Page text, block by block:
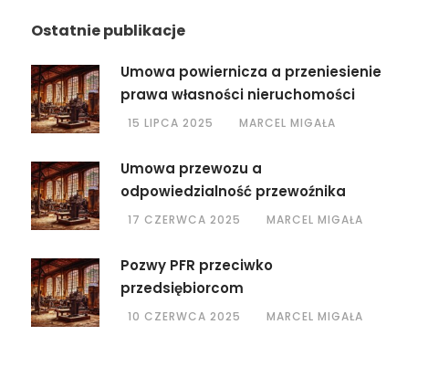
Ostatnie publikacje
Umowa powiernicza a przeniesienie
prawa własności nieruchomości
15 LIPCA 2025 MARCEL MIGAŁA
Umowa przewozu a
odpowiedzialność przewoźnika
17 CZERWCA 2025 MARCEL MIGAŁA
Pozwy PFR przeciwko
przedsiębiorcom
10 CZERWCA 2025 MARCEL MIGAŁA